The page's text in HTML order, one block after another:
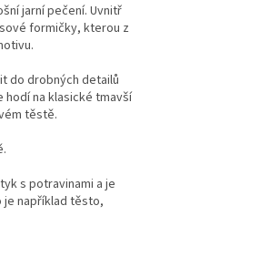
jarní pečení. Uvnitř
formičky, kterou z
do drobných detailů
na klasické tmavší
těstě.
s potravinami a je
je například těsto,